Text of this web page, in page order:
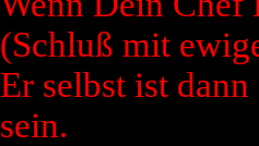
(Schluß mit
Er selbst ist
sein.